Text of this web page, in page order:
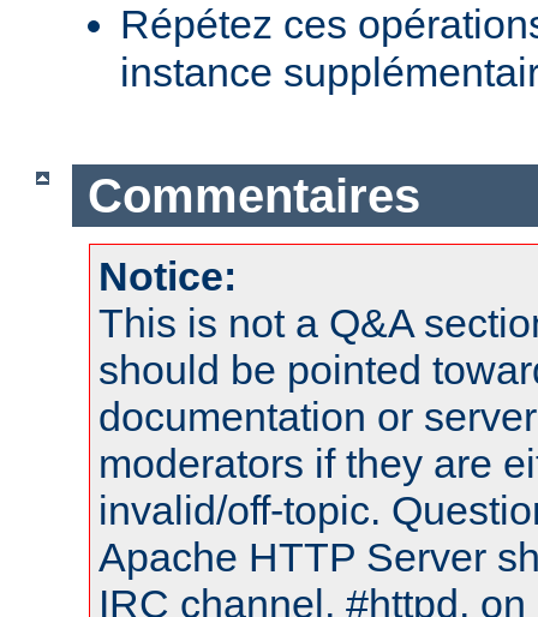
Répétez ces
instance
Commentaires
Notice:
This is not a Q&A
should be pointed
documentation or
moderators if they are
invalid/off-topic.
Apache HTTP Server
IRC channel, #httpd,